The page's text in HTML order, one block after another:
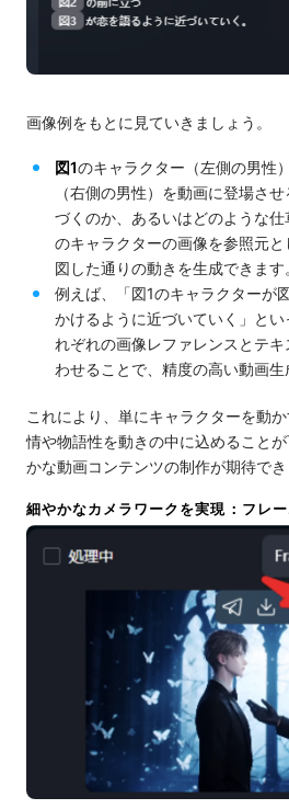
画像例をもとに見ていきましょう。
図1のキャラクター（左側の男性
（右側の男性）を動画に登場さ
づくのか、あるいはどのような
のキャラクターの画像を参照元
図した通りの動きを生成できます
例えば、「図1のキャラクターが
かけるように近づいていく」と
れぞれの画像レファレンスとテ
わせることで、精度の高い動画生
これにより、単にキャラクターを動
情や物語性を動きの中に込めること
かな動画コンテンツの制作が期待でき
細やかなカメラワークを実現：フレ